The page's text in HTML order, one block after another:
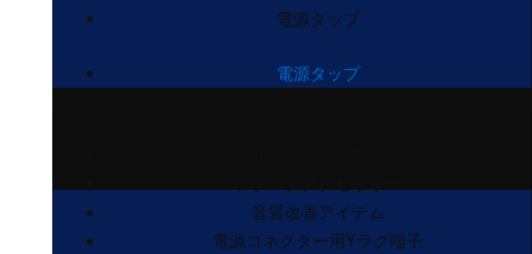
電源タップ
電源タップ
音質改善アイテム
電源コネクター用Yラグ端子